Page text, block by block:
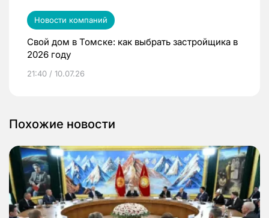
Новости компаний
Свой дом в Томске: как выбрать застройщика в
2026 году
21:40 / 10.07.26
Похожие новости